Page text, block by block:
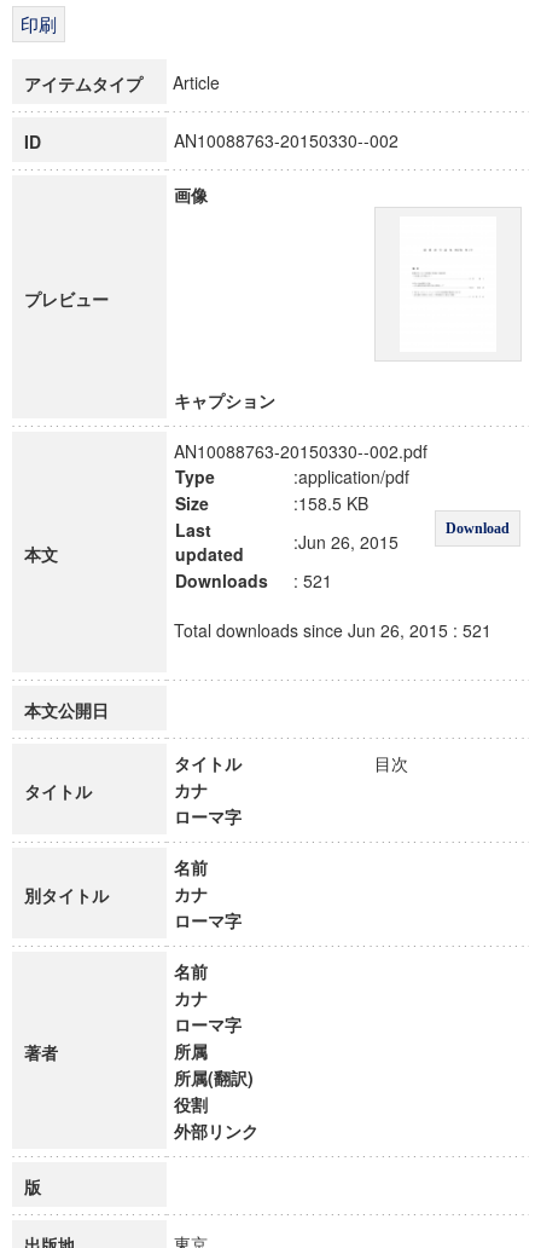
博士課程教育リーディングプログラム「超成熟社会発展のサ
アイテムタイプ Article
ID AN10088763-20150330--002
プレビュー
画像
キャプション
本文
AN10088763-20150330--002.pdf
Type
:application/pdf
Download
Size
:158.5 KB
Last
updated
:Jun 26, 2015
Downloads
: 521
Total downloads since Jun 26, 2015 : 521
本文公開日
タイトル
タイトル
目次
カナ
ローマ字
別タイトル
名前
カナ
ローマ字
著者
名前
カナ
ローマ字
所属
所属(翻訳)
役割
外部リンク
版
東京